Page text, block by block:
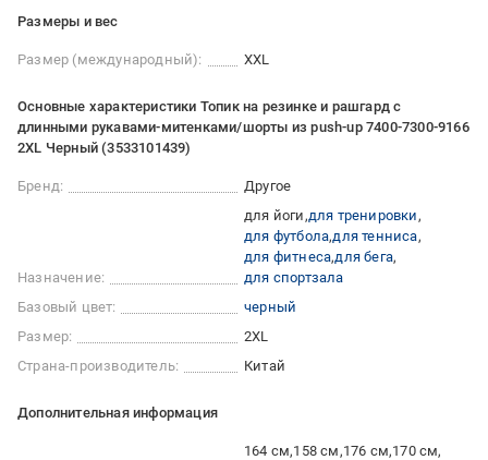
Размеры и вес
Размер (международный): XXL
Основные характеристики Топик на резинке и рашгард с
длинными рукавами-митенками/шорты из push-up 7400-7300-9166
2XL Черный (3533101439)
Бренд: Другое
Назначение:
для йоги для тренировки
для футбола для тенниса
для фитнеса для бега
для спортзала
Базовый цвет:
черный
Размер:
2XL
Страна-производитель:
Китай
Дополнительная информация
164 см 158 см 176 см 170 см